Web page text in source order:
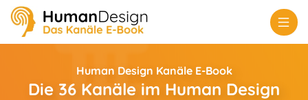
Human Design Kanäle E-Book
Die 36 Kanäle im Human Design